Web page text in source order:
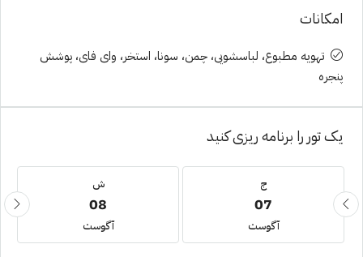
امکانات
تهویه مطبوع، لباسشویی، چمن، سونا، استخر، وای فای، پوشش
پنجره
یک تور را برنامه ریزی کنید
ج
07
آگوست
ش
08
آگوست